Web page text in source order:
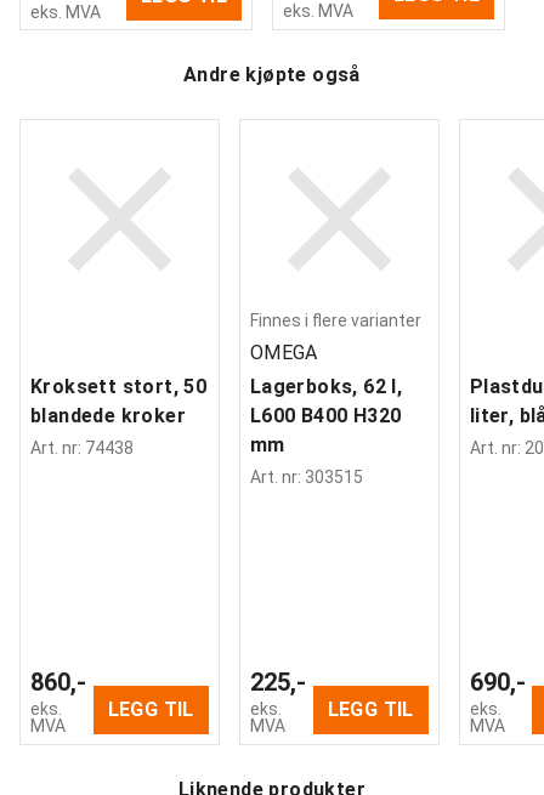
eks. MVA eks. MVA
Andre kjøpte også
Kroksett stort, 50
blandede kroker
Art. nr: 74438
860,-
eks.
MVA
LEGG TIL
Finnes i flere varianter
OMEGA
Lagerboks, 62 l,
L600 B400 H320
mm
Art. nr: 303515
225,-
eks.
MVA
LEGG TIL
liter,
Art. nr:
690,-
eks.
MVA
Liknende produkter